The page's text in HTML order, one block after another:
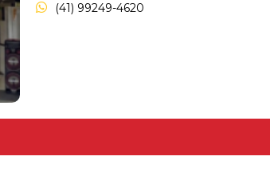
(41) 99249-4620